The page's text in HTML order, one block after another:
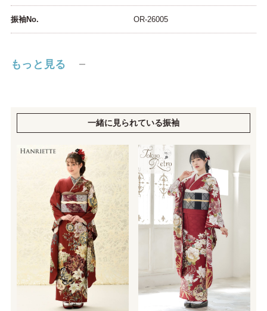
振袖No. OR-26005
もっと見る
一緒に見られている振袖